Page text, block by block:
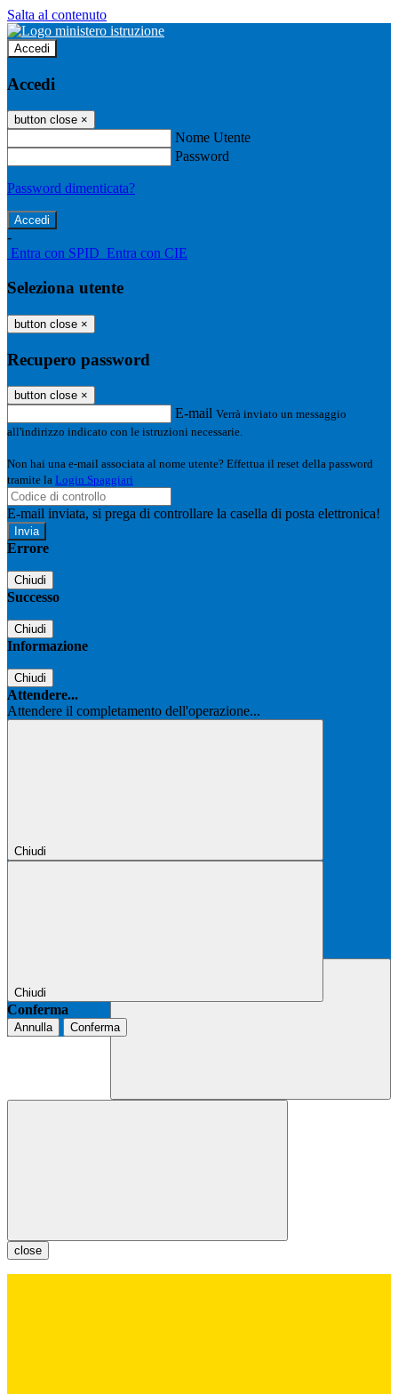
Salta al contenuto
Accedi
Accedi
button close ×
Nome Utente
Password
Password dimenticata?
-
Entra con SPID Entra con CIE
Seleziona utente
button close ×
Recupero password
button close ×
E-mail Verrà inviato un messaggio
all'indirizzo indicato con le istruzioni necessarie.
Non hai una e-mail associata al nome utente? Effettua il reset della password
tramite la Login Spaggiari
E-mail inviata, si prega di controllare la casella di posta elettronica!
Errore
Chiudi
Successo
Chiudi
Informazione
Chiudi
Attendere...
Attendere il completamento dell'operazione...
Chiudi
Chiudi
Conferma
Annulla Conferma
close